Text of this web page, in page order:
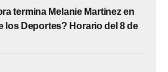
termina Melanie Martinez en
los Deportes? Horario del 8 de